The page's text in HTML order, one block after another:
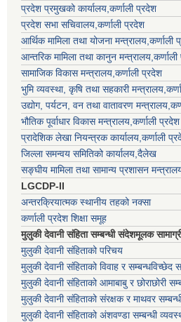
प्रदेश प्रमुखको कार्यालय,कर्णाली प्रदेश
प्रदेश सभा सचिवालय,कर्णाली प्रदेश
आर्थिक मामिला तथा योजना मन्त्रालय,कर्णाली
आन्तरिक मामिला तथा कानुन
सामाजिक विकास मन्त्रालय,कर्णाली प्रदेश
भुमि व्यवस्था, कृषि तथा सहकारी
उद्योग, पर्यटन, वन तथा वातावरण
भौतिक पूर्वाधार विकास मन्त्रालय,कर्णाली प्रदेश
प्रादेशिक लेखा नियन्त्रक कार्यालय,कर्णाली
जिल्ला समन्वय समितिको कार्यालय,दैलेख
सङ्घीय मामिला तथा सामान्य प्रशासन
LGCDP-II
अन्तरक्रियात्मक स्थानीय तहको नक्सा
कर्णाली प्रदेश शिक्षा समूह
मुलुकी देवानी संहिता सम्बन्धी संदेशमूलक
मुलुकी देवानी संहिताको परिचय
मुलुकी देवानी संहिताको विवाह र सम्बन्धविच्छेद
मुलुकी देवानी संहिताको आमाबाबु र छोराछोरी
मुलुकी देवानी संहिताको संरक्षक र माथवर
मुलुकी देवानी संहिताको अंशवण्डा सम्बन्धी